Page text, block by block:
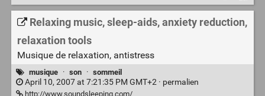
Relaxing music, sleep-aids, anxiety reduction,
relaxation tools
Musique de relaxation, antistress
musique · son · sommeil
April 10, 2007 at 7:21:35 PM GMT+2 · permalien
http://www.soundsleeping.com/